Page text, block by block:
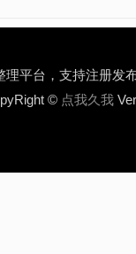
平台，支持注册发
© 点我久我